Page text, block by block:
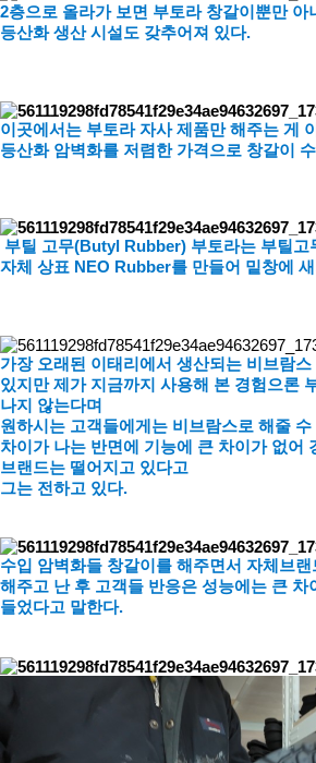
2층으로 올라가 보면 부토라 창갈이뿐만 아
등산화 생산 시설도 갖추어져 있다.
이곳에서는 부토라 자사 제품만 해주는 게
등산화 암벽화를 저렴한 가격으로 창갈이
부틸 고무(Butyl Rubber) 부토라는 부틸고
자체 상표 NEO Rubber를 만들어 밑창에
가장 오래된 이태리에서 생산되는 비브람
있지만 제가 지금까지 사용해 본 경험으론
나지 않는다며
원하시는 고객들에게는 비브람스로 해줄
차이가 나는 반면에 기능에 큰 차이가 없어
브랜드는 떨어지고 있다고
그는 전하고 있다.
수입 암벽화들 창갈이를 해주면서 자체브
해주고 난 후 고객들 반응은 성능에는 큰 차
들었다고 말한다.